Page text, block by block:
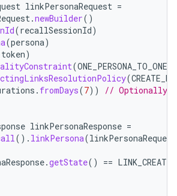
linkPersonaRequest =
.newBuilder()
(recallSessionId)
(persona)
token)
(
(
. fromDays(7))
// Optionally
linkPersonaResponse =
(). linkPersona(linkPersonaRequest
.getState() == LINK_CREATED